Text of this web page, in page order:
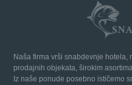
Naša firma vrši snabdevnje hotela,
prodajnih objekata, širokim
Iz naše ponude posebno ističemo